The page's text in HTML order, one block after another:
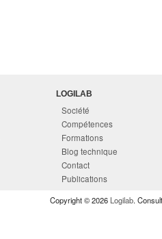
LOGILAB
Société
Compétences
Formations
Blog technique
Contact
Publications
Copyright © 2026 Logilab.